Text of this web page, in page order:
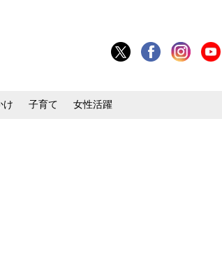
け 子育て 女性活躍